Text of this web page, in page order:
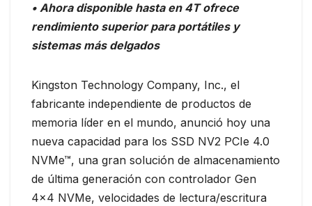
• Ahora disponible hasta en 4T ofrece
rendimiento superior para portátiles y
sistemas más delgados
Kingston Technology Company, Inc., el
fabricante independiente de productos de
memoria líder en el mundo, anunció hoy una
nueva capacidad para los SSD NV2 PCIe 4.0
NVMe™, una gran solución de almacenamiento
de última generación con controlador Gen
4×4 NVMe, velocidades de lectura/escritura